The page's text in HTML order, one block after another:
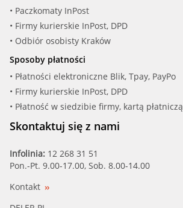
• Paczkomaty InPost
• Firmy kurierskie InPost, DPD
• Odbiór osobisty Kraków
Sposoby płatności
• Płatności elektroniczne Blik, Tpay, PayPo
• Firmy kurierskie InPost, DPD
• Płatność w siedzibie firmy, kartą płatniczą
Skontaktuj się z nami
Infolinia: 12 268 31 51
Pon.-Pt. 9.00-17.00, Sob. 8.00-14.00
Kontakt